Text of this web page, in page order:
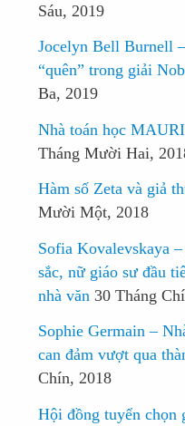
Sáu, 2019
Jocelyn Bell Burnell
“quên” trong giải
Ba, 2019
Nhà toán học
Tháng Mười Hai,
Hàm số Zeta và giả
Mười Một, 2018
Sofia Kovalevskaya
sắc, nữ giáo sư đầu
nhà văn 30 Tháng
Sophie Germain –
can đảm vượt qua
Chín, 2018
Hội đồng tuyển